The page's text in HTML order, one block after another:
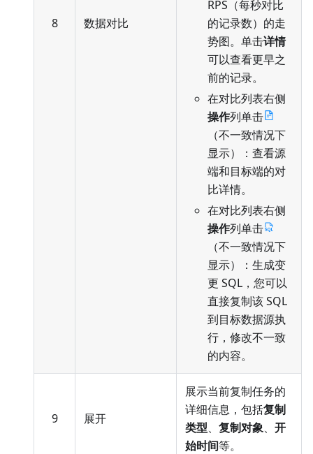
8 数据对比
RPS（每秒对比
的记录数）的走
势图。单击详情
可以查看更早之
前的记录。
在对比列表右侧
操作列单击
（不一致情况下
显示）：查看源
端和目标端的对
比详情。
在对比列表右侧
操作列单击
（不一致情况下
显示）：生成变
更 SQL，您可以
直接复制该 SQL
到目标数据源执
行，修改不一致
的内容。
9 展开
展示当前复制任务的
详细信息，包括复制
类型、 复制对象、 开
始时间等。